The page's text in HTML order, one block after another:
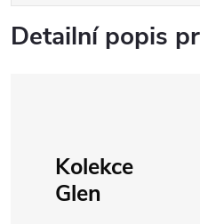
Detailní popis
Kolekce
Glen